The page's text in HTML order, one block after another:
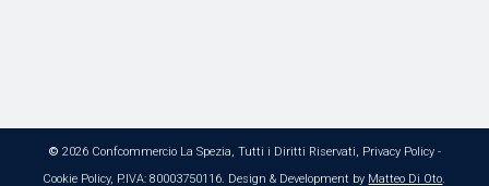
© 2026 Confcommercio La Spezia, Tutti i Diritti Riservati, Privacy Policy-
Cookie Policy, P.IVA: 80003750116. Design & Development by Matteo Di Oto.